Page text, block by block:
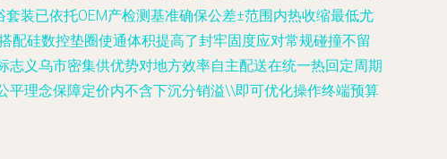
装已依托OEM产检测基准确保公差±范围内热收缩最低尤
硅数控垫圈使通体积提高了封牢固度应对常规碰撞不留
义乌市密集供优势对地方效率自主配送在统一热回定周期
平理念保障定价内不含下沉分销溢\\即可优化操作终端预算